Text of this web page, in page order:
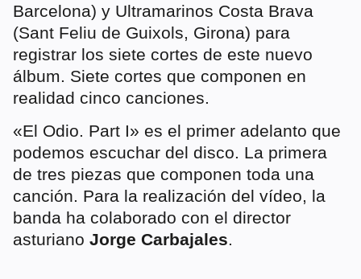
Barcelona) y Ultramarinos Costa Brava
(Sant Feliu de Guixols, Girona) para
registrar los siete cortes de este nuevo
álbum. Siete cortes que componen en
realidad cinco canciones.
«El Odio. Part I» es el primer adelanto que
podemos escuchar del disco. La primera
de tres piezas que componen toda una
canción. Para la realización del vídeo, la
banda ha colaborado con el director
asturiano Jorge Carbajales.